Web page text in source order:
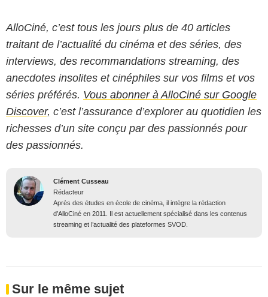
AlloCiné, c’est tous les jours plus de 40 articles
traitant de l’actualité du cinéma et des séries, des
interviews, des recommandations streaming, des
anecdotes insolites et cinéphiles sur vos films et vos
séries préférés. Vous abonner à AlloCiné sur Google
Discover, c’est l’assurance d’explorer au quotidien les
richesses d’un site conçu par des passionnés pour
des passionnés.
Clément Cusseau
Rédacteur
Après des études en école de cinéma, il intègre la rédaction
d’AlloCiné en 2011. Il est actuellement spécialisé dans les contenus
streaming et l’actualité des plateformes SVOD.
Sur le même sujet